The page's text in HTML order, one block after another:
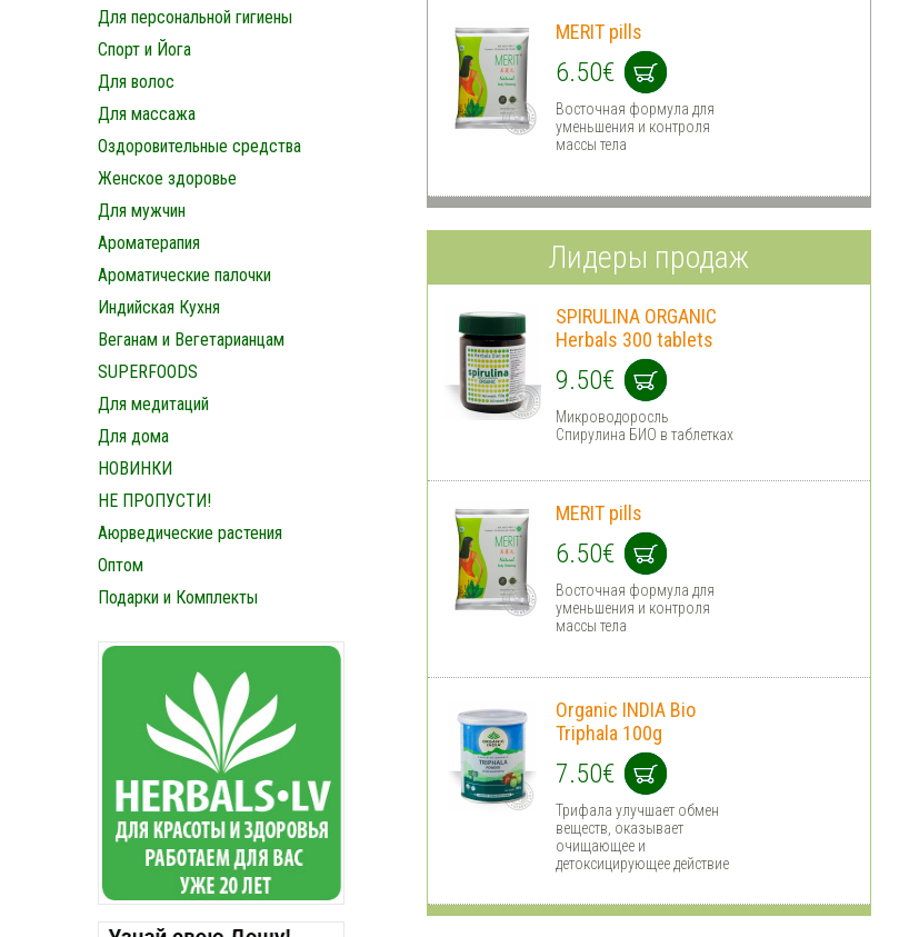
Для персональной гигиены
Спорт и Йога
Для волос
Для массажа
Оздоровительные средства
Женское здоровье
Для мужчин
Ароматерапия
Ароматические палочки
Индийская Кухня
Веганам и Вегетарианцам
SUPERFOODS
Для медитаций
Для дома
НОВИНКИ
НЕ ПРОПУСТИ!
Аюрведические растения
Оптом
Подарки и Комплекты
MERIT pills
6.50€
Восточная формула для
уменьшения и контроля
массы тела
Лидеры продаж
SPIRULINA ORGANIC
Herbals 300 tablets
9.50€
Микроводоросль
Спирулина БИО в таблетках
MERIT pills
6.50€
Восточная формула для
уменьшения и контроля
массы тела
Organic INDIA Bio
Triphala 100g
7.50€
Трифала улучшает обмен
веществ, оказывает
очищающее и
детоксицирующее действие